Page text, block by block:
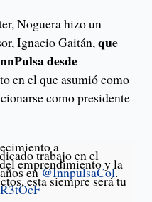
Noguera hizo un
Ignacio Gaitán,que
desde
en el que asumió como
como presidente
a
trabajo en el
emprendimiento y la
en@InnpulsaCol.
esta siempre será tu